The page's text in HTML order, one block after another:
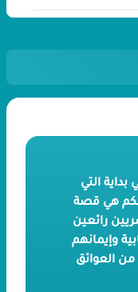
التي
هي قصة
رائعين
وإيمانهم
من العوائق